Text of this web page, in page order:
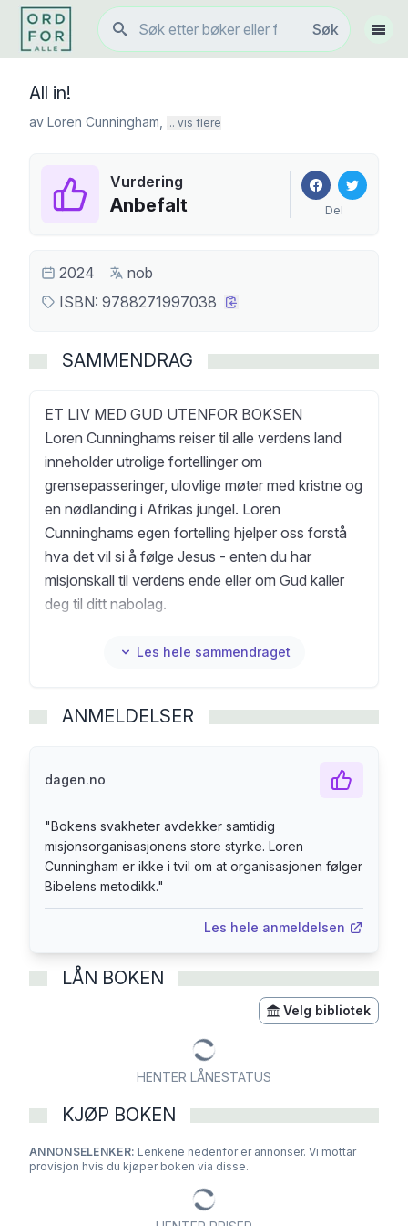
Søk
Søk
Vis
All in!
av Loren Cunningham ... vis flere
Vurdering
Anbefalt Del
2024
nob
ISBN: 9788271997038
SAMMENDRAG
ET LIV MED GUD UTENFOR BOKSEN
Loren Cunninghams reiser til alle verdens land
inneholder utrolige fortellinger om
grensepasseringer, ulovlige møter med kristne og
en nødlanding i Afrikas jungel. Loren
Cunninghams egen fortelling hjelper oss forstå
hva det vil si å følge Jesus - enten du har
misjonskall til verdens ende eller om Gud kaller
deg til ditt nabolag.
inviterer deg til å leve uten at frykt og forvirring
Guds kall til å gjøre hva han enn måtte vise deg.
med sin kone Darlene, grunnleggeren av den
tverrkirkelige misjonsorganisasjonen Youth With
A Mission (Ungdom i Oppdrag). Han var også
med på å starte University of the Nations og er
en av nestorene innen verdensmisjon. Loren er
én av et titalls mennesker som har besøkt alle
verdens land. Gjennom sin tjeneste som
verdensmisjonær har han besøkt alt fra verdens
fattigste slum.områder til statsledere og konger.
Han har skrevet flere bøker, blant annet Er det
virkelig deg, Gud?, Seier på Guds måte og
Les hele sammendraget
ANMELDELSER
dagen.no
"Bokens svakheter avdekker samtidig
misjonsorganisasjonens store styrke. Loren
Cunningham er ikke i tvil om at organisasjonen følger
Bibelens metodikk."
Les hele anmeldelsen
LÅN BOKEN
Velg bibliotek
HENTER LÅNESTATUS
KJØP BOKEN
ANNONSELENKER: Lenkene nedenfor er annonser. Vi mottar
provisjon hvis du kjøper boken via disse.